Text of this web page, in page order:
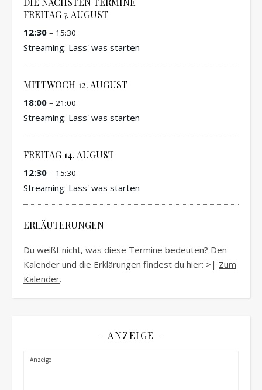
FREITAG7.AUGUST
12:30 – 15:30
Streaming: Lass' was starten
MITTWOCH 12.AUGUST
18:00 – 21:00
Streaming: Lass' was starten
FREITAG 14.AUGUST
12:30 – 15:30
Streaming: Lass' was starten
ERLÄUTERUNGEN
Du weißt nicht, was diese Termine bedeuten? Den
Kalender und die Erklärungen findest du hier: >| Zum
Kalender.
ANZEIGE